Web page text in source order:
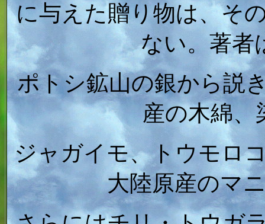
に与えた贈り物は、そ
ない。著者
ポトシ鉱山の銀から説
産の木綿、
ジャガイモ、トウモロ
大陸原産のマ